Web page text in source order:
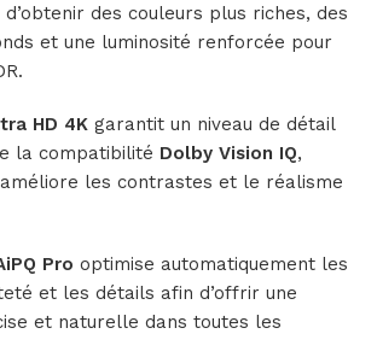
d’obtenir des couleurs plus riches, des
et une luminosité renforcée pour
HD 4K garantit un niveau de détail
la compatibilité Dolby Vision IQ,
améliore les contrastes et le réalisme
Pro optimise automatiquement les
et les détails afin d’offrir une
et naturelle dans toutes les